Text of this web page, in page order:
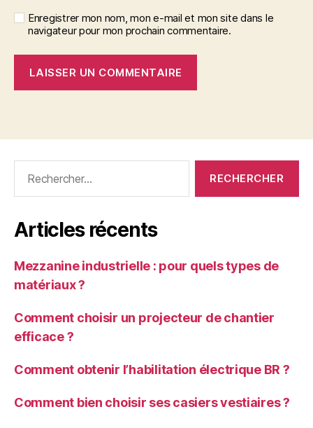
Enregistrer mon nom, mon e-mail et mon site dans le
navigateur pour mon prochain commentaire.
Articles récents
Mezzanine industrielle : pour quels types de
matériaux ?
Comment choisir un projecteur de chantier
efficace ?
Comment obtenir l’habilitation électrique BR ?
Comment bien choisir ses casiers vestiaires ?